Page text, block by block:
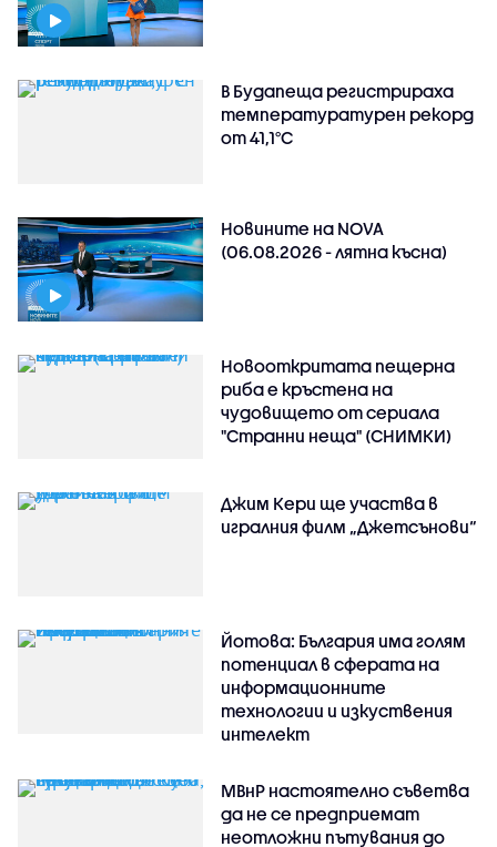
В Будапеща регистрираха
температуратурен рекорд
от 41,1°C
Новините на NOVA
(06.08.2026 - лятна късна)
Новооткритата пещерна
риба е кръстена на
чудовището от сериала
"Странни неща" (СНИМКИ)
Джим Кери ще участва в
игралния филм „Джетсънови“
Йотова: България има голям
потенциал в сферата на
информационните
технологии и изкуствения
интелект
МВнР настоятелно съветва
да не се предприемат
неотложни пътувания до